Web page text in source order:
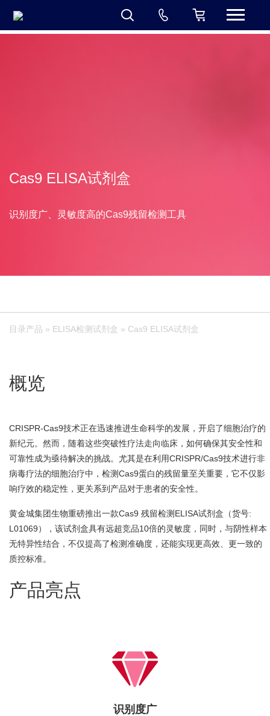
黄金城集团
Cas9 ELISA试剂盒
识别度广、灵敏度高的Cas9残留检测工具
目录产品 » ELISA检测试剂盒 » Cas9 ELISA试剂盒 
概览
CRISPR-Cas9技术正在迅速推进生命科学的发展，开启了细胞治疗的
新纪元。然而，随着这些突破性疗法走向临床，如何确保其安全性和
可靠性成为亟待解决的挑战。尤其是在利用CRISPR/Cas9技术进行非
病毒疗法的细胞治疗中，检测Cas9蛋白的残留量至关重要，它不仅影
响疗效的稳定性，更关系到产品对于患者的安全性。
黄金城集团生物重磅推出一款Cas9 残留检测ELISA试剂盒（货号:
L01069），该试剂盒具有远超竞品10倍的灵敏度，同时，与阴性样本
无特异性结合，不仅提高了检测准确度，还能实现更高效、更一致的
质控标准。
产品亮点
识别度广